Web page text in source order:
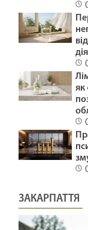
як
ЗАКАРПАТТЯ